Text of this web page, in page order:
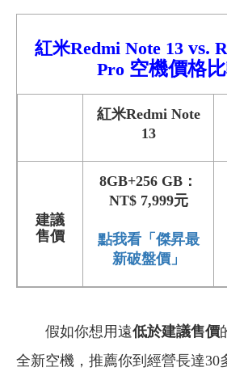
紅米Redmi Note 13vs.
Pro 空機價格
紅米Redmi Note
13
建議
售價
8GB+256 GB：
NT$ 7,999元
點我看「傑昇最
新破盤價」
假如你想用遠低於建議售價
全新空機，推薦你到經營長達30